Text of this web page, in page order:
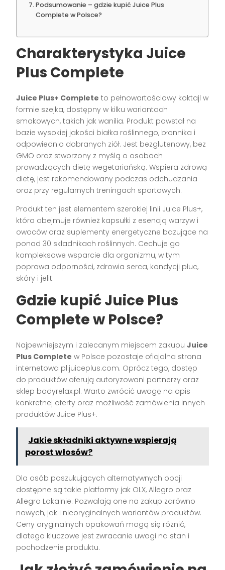
Podsumowanie – gdzie kupić Juice Plus
Complete w Polsce?
Charakterystyka Juice
Plus Complete
Juice Plus+ Complete to pełnowartościowy koktajl w
formie szejka, dostępny w kilku wariantach
smakowych, takich jak wanilia. Produkt powstał na
bazie wysokiej jakości białka roślinnego, błonnika i
odpowiednio dobranych ziół. Jest bezglutenowy, bez
GMO oraz stworzony z myślą o osobach
prowadzących dietę wegetariańską. Wspiera zdrową
dietę, jest rekomendowany podczas odchudzania
oraz przy regularnych treningach sportowych.
Produkt ten jest elementem szerokiej linii Juice Plus+,
która obejmuje również kapsułki z esencją warzyw i
owoców oraz suplementy energetyczne bazujące na
ponad 30 składnikach roślinnych. Cechuje go
kompleksowe wsparcie dla organizmu, w tym
poprawa odporności, zdrowia serca, kondycji płuc,
skóry i jelit.
Gdzie kupić Juice Plus
Complete w Polsce?
Najpewniejszym i zalecanym miejscem zakupuJuice
Plus Complete w Polsce pozostaje oficjalna strona
internetowa pl.juiceplus.com. Oprócz tego, dostęp
do produktów oferują autoryzowani partnerzy oraz
sklep bodyrelax.pl. Warto zwrócić uwagę na opis
konkretnej oferty oraz możliwość zamówienia innych
produktów Juice Plus+.
Jakie składniki aktywne wspierają
porost włosów?
Dla osób poszukujących alternatywnych opcji
dostępne są takie platformy jak OLX, Allegro oraz
Allegro Lokalnie. Pozwalają one na zakup zarówno
nowych, jak i nieoryginalnych wariantów produktów.
Ceny oryginalnych opakowań mogą się różnić,
dlatego kluczowe jest zwracanie uwagi na stan i
pochodzenie produktu.